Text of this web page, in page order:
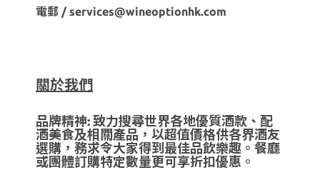
電郵 / services@wineoptionhk.com
關於我們
品牌精神: 致力搜尋世界各地優質酒款、配
酒美食及相關產品，以超值價格供各界酒友
選購，務求令大家得到最佳品飲樂趣。餐廳
或團體訂購特定數量更可享折扣優惠。